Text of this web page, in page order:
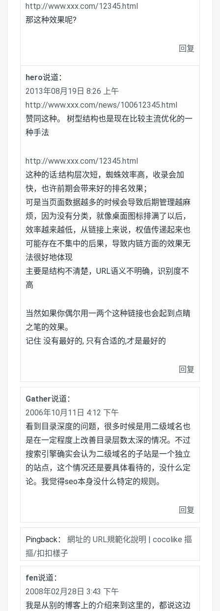
http://www.xxx.com/12345.html
那这种效果呢?
回复
hero说道：
2013年08月19日 8:26 上午
http://www.xxx.com/news/100612345.html
赞同这种。 树型结构也是现在比较主流优化的一
种手法
http://www.xxx.com/12345.html
这种的话:结构层次短，蜘蛛效率高，收录会加
快，也许前期会带来好的排名效果；
可是当页面数据越多的时候会导致后期管理越麻
烦，因为没有分类，就像桌面图标排满了以后，
效率越来越低，从链接上来说，权值传递起来也
可能存在不集中的后果，导致内链方面的效果无
法很好地体现
主要是结构不清楚，URL语义不明确，识别度不
高
当然如果你偶尔用一两个这种链接也会起到点睛
之笔的效果。
记住 没有最好的, 只有合适的,才是最好的
回复
Gather说道：
2006年10月11日 4:12 下午
看到目录深度的问题，很多时候是用二级域名也
是在一定程度上改善目录层数太深的情况。不过
搜索引擎确实会认为二级域名的子站是一个独立
的站点，这个情况还是要具体看待的，没什么定
论。我觉得seo本身没什么特定的规则。
回复
Pingback： 網址的 URL規範化說明 | cocolike 摳
摳/扣扣樣子
fen说道：
2008年02月28日 3:43 下午
我是从别的博客上的介绍来到这里的，都说这边